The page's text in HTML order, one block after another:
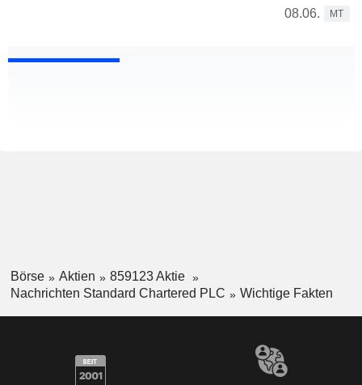
08.06.
MT
Börse Aktien
859123 Aktie
Nachrichten Standard Chartered PLC
Wichtige Fakten